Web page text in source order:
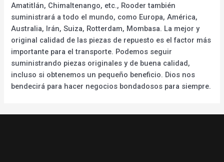
Amatitlán, Chimaltenango, etc., Rooder también
suministrará a todo el mundo, como Europa, América,
Australia, Irán, Suiza, Rotterdam, Mombasa. La mejor y
original calidad de las piezas de repuesto es el factor más
importante para el transporte. Podemos seguir
suministrando piezas originales y de buena calidad,
incluso si obtenemos un pequeño beneficio. Dios nos
bendecirá para hacer negocios bondadosos para siempre.